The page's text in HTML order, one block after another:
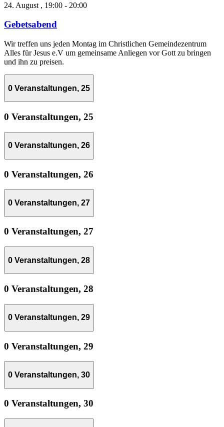
24. August , 19:00 - 20:00
Gebetsabend
Wir treffen uns jeden Montag im Christlichen Gemeindezentrum
Alles für Jesus e.V um gemeinsame Anliegen vor Gott zu bringen
und ihn zu preisen.
0 Veranstaltungen, 25
0 Veranstaltungen, 25
0 Veranstaltungen, 26
0 Veranstaltungen, 26
0 Veranstaltungen, 27
0 Veranstaltungen, 27
0 Veranstaltungen, 28
0 Veranstaltungen, 28
0 Veranstaltungen, 29
0 Veranstaltungen, 29
0 Veranstaltungen, 30
0 Veranstaltungen, 30